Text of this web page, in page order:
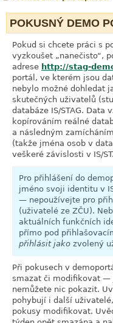
POKUSNÝ DEMO
Pokud si chcete práci s
vyzkoušet „nanečisto“,
adrese http://stag-
portál, ve kterém jsou
nebylo možné dohledat
skutečných uživatelů
databáze IS/STAG. Data
kopírováním reálné
a následným
(takže jména osob v
veškeré závislosti v IS/
Pro přihlášení do
jméno svoji identitu v
— nepoužívejte pro
(uživatelé ze ZČU).
aktuálních funkčních
přímo pod
přihlásit jako zvolený
Při pokusech v
smazat či modifikovat —
nemůžete nic pokazit.
pohybují i další
pokusy modifikovat.